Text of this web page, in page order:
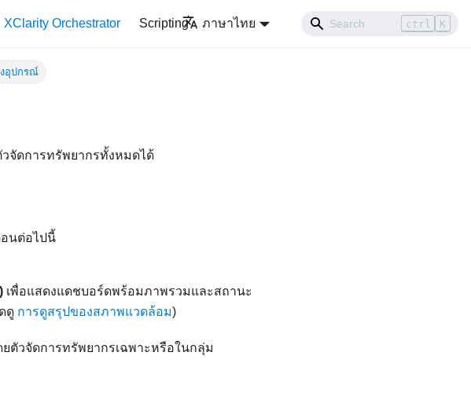
XClarity Orchestrator Scripting ภาษาไทย ctrl K
อุปกรณ์
จัดการทรัพยากรทั้งหมดได้
นต่อไปนี้
) เพื่อแสดงแดชบอร์ดพร้อมภาพรวมและสถานะ
ดู การดูสรุปของสภาพแวดล้อม)
ตัวจัดการทรัพยากรเฉพาะหรือในกลุ่ม